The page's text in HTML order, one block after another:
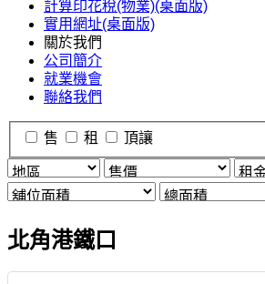
計算印花稅(物業)(桌面版)
實用網址(桌面版)
關於我們
公司簡介
就業機會
聯絡我們
售 租 頂讓
北角港鐵口